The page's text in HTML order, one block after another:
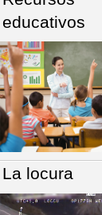
educativos
La locura